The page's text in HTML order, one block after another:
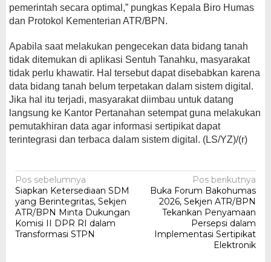
pemerintah secara optimal,” pungkas Kepala Biro Humas
dan Protokol Kementerian ATR/BPN.
Apabila saat melakukan pengecekan data bidang tanah
tidak ditemukan di aplikasi Sentuh Tanahku, masyarakat
tidak perlu khawatir. Hal tersebut dapat disebabkan karena
data bidang tanah belum terpetakan dalam sistem digital.
Jika hal itu terjadi, masyarakat diimbau untuk datang
langsung ke Kantor Pertanahan setempat guna melakukan
pemutakhiran data agar informasi sertipikat dapat
terintegrasi dan terbaca dalam sistem digital. (LS/YZ)/(r)
Navigasi
pos
Pos sebelumnya
Siapkan Ketersediaan SDM
yang Berintegritas, Sekjen
ATR/BPN Minta Dukungan
Komisi II DPR RI dalam
Transformasi STPN
Pos berikutnya
Buka Forum Bakohumas
2026, Sekjen ATR/BPN
Tekankan Penyamaan
Persepsi dalam
Implementasi Sertipikat
Elektronik